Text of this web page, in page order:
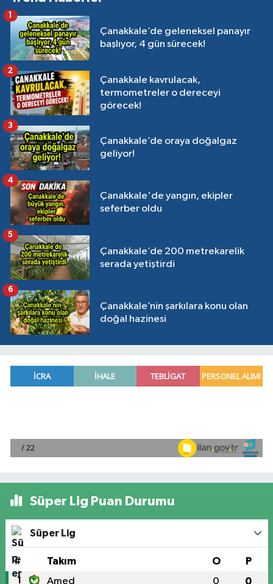
Çanakkale’de geleneksel panayır
başlıyor, 4 gün sürecek!
1
Çanakkale kavrulacak,
termometreler o dereceyi
görecek!
2
Çanakkale’de oraya doğalgaz
geliyor!
3
Çanakkale'de yangın, ekipler
seferber oldu
4
Çanakkale’de 200 metrekarelik
serada yetiştirdi
5
Çanakkale’nin şarkılara konu olan
doğal hazinesi
6
Süper Lig Puan Durumu
Süper Lig
# Takım O P
1 Amed 0 0